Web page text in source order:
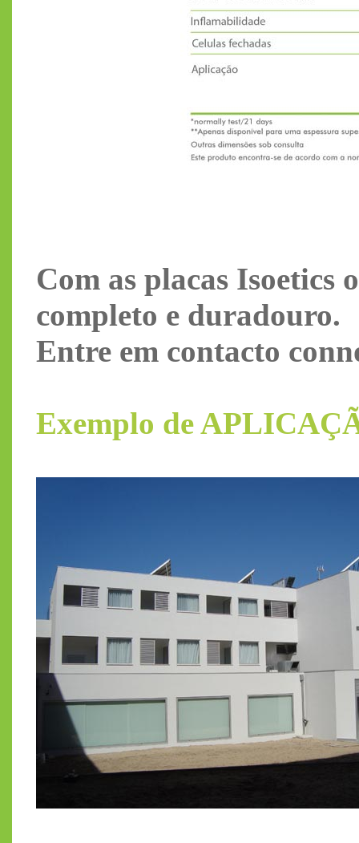
Com as placas Isoetics
completo e duradouro.
Entre em contacto
Exemplo de